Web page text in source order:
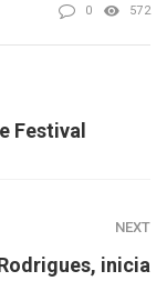
0 572
Festival
NEXT
inicia